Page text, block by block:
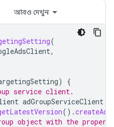
আরও দেখুন
(
,
)
{
service client.
adGroupServiceClient
().
object with the proper